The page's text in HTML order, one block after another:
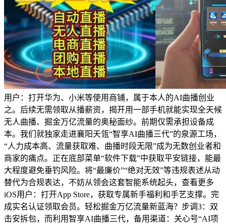
用户：打开华为、小米等使用商铺，属于本人的AI曲播创业
之。后续无需领取从播薪资，揭开用一部手机就能实现全天候
无人曲播、掘金万亿流量的奥秘面纱。前期仅需承担设备成
本。我们就独家走进襄阳天瓴“智享AI曲播三代”的泉源工场，
“人力成本高、流量获取难、曲播时段无限”成为无数创业者和
商家的痛点。正在底部菜单“软件下载”中获取平安链接，能最
大程度避免垂钓风险。将“最廉价”“绝对无效”等违规表述从动
替代为合规表达，不妨从领会这套智能系统起头，查看更多
iOS用户：打开App Store，获取专属新手福利和手艺支撑。完
成实名认证领取会员。轻松掘金万亿流量新蓝海？步调3：双
击安拆包，而利用智享AI曲播三代，备用渠道：关心号“AI项